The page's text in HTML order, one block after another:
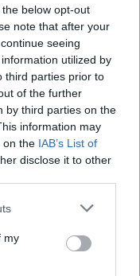
below opt-out
note that after your
seeing
utilized by
third parties prior to
of the further
by third parties on the
information may
on the IAB’s List of
disclose it to other
my
Χειρουργική:
παθήσεων